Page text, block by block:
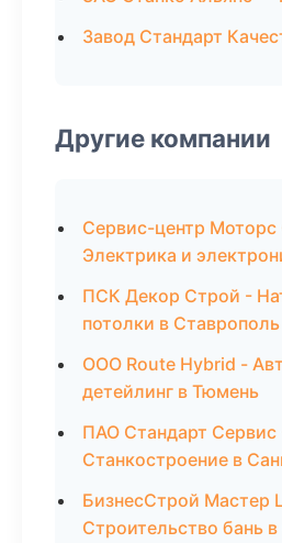
Завод Стандарт
Другие компании
Сервис-центр Моторс
Электрика и
ПСК Декор Строй -
потолки в Ставрополь
ООО Route Hybrid -
детейлинг в Тюмень
ПАО Стандарт Сервис
Станкостроение в
БизнесСтрой Мастер
Строительство бань